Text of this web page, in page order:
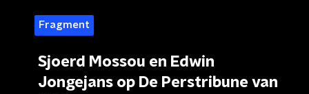
Fragment
Sjoerd Mossou en Edwin
Jongejans op De Perstribune van